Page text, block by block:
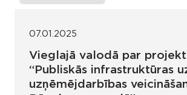
07.01.2025
Vieglajā valodā par
“Publiskās infrastruktūras
uzņēmējdarbības